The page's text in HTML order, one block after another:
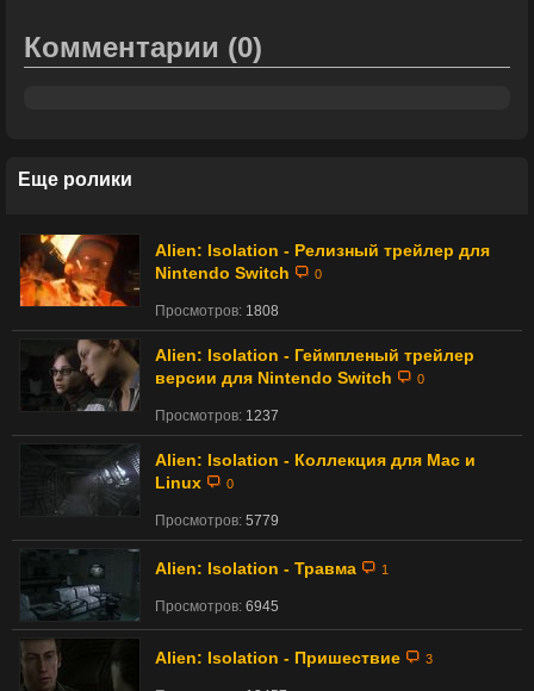
Комментарии (0)
Еще ролики
Alien: Isolation - Релизный трейлер для
Nintendo Switch
0
Просмотров: 1808
Alien: Isolation - Геймпленый трейлер
версии для Nintendo Switch
0
Просмотров: 1237
Alien: Isolation - Коллекция для Mac и
Linux
0
Просмотров: 5779
Alien: Isolation - Травма 1
Просмотров: 6945
Alien: Isolation - Пришествие 3